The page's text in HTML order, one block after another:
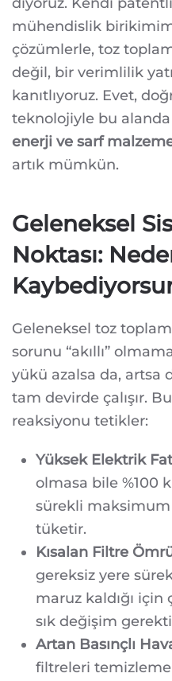
mühendislik
çözümlerle, toz
değil, bir verimlilik
kanıtlıyoruz. Evet,
teknolojiyle bu alanda
enerji ve sarf
artık mümkün.
Geleneksel
Noktası:
Geleneksel toz
sorunu “akıllı”
yükü azalsa da, artsa
tam devirde çalışır.
reaksiyonu tetikler:
Yüksek Elektrik
olmasa bile %100
sürekli
tüketir.
Kısalan Filtre
gereksiz yere
maruz kaldığı için
sık değişim
Artan Basınçlı
filtreleri